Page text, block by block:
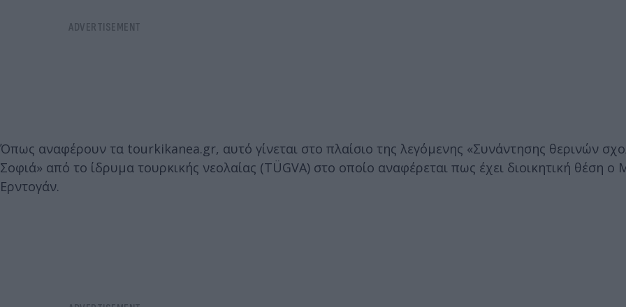
Όπως αναφέρουν τα tourkikanea.gr, αυτό γίνεται στο πλαίσιο της λεγόμενης «Συνάντησης θερινών
Σοφιά» από το ίδρυμα τουρκικής νεολαίας (TÜGVA) στο οποίο αναφέρεται πως έχει διοικητική θέση ο
Ερντογάν.